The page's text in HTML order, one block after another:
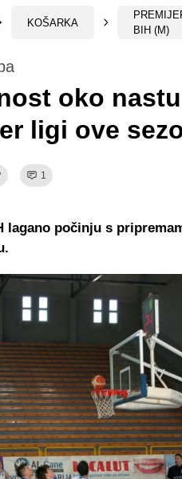
KOŠARKA
BIH (M)
oko
ligi ove
1
lagano počinju s